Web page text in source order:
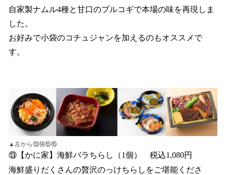
自家製ナムル4種と甘口のプルコギで本場の味を再現しま
した。
お好みで小袋のコチュジャンを加えるのもオススメで
す。
▲左から⑬⑭⑮⑯
⑬【かに家】海鮮バラちらし（1個） 税込1,080円
海鮮盛りだくさんの贅沢のっけちらしをご堪能くださ